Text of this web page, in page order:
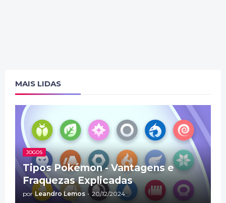
MAIS LIDAS
JOGOS
Tipos Pokémon - Vantagens e
Fraquezas Explicadas
por Leandro Lemos - 20/12/2024